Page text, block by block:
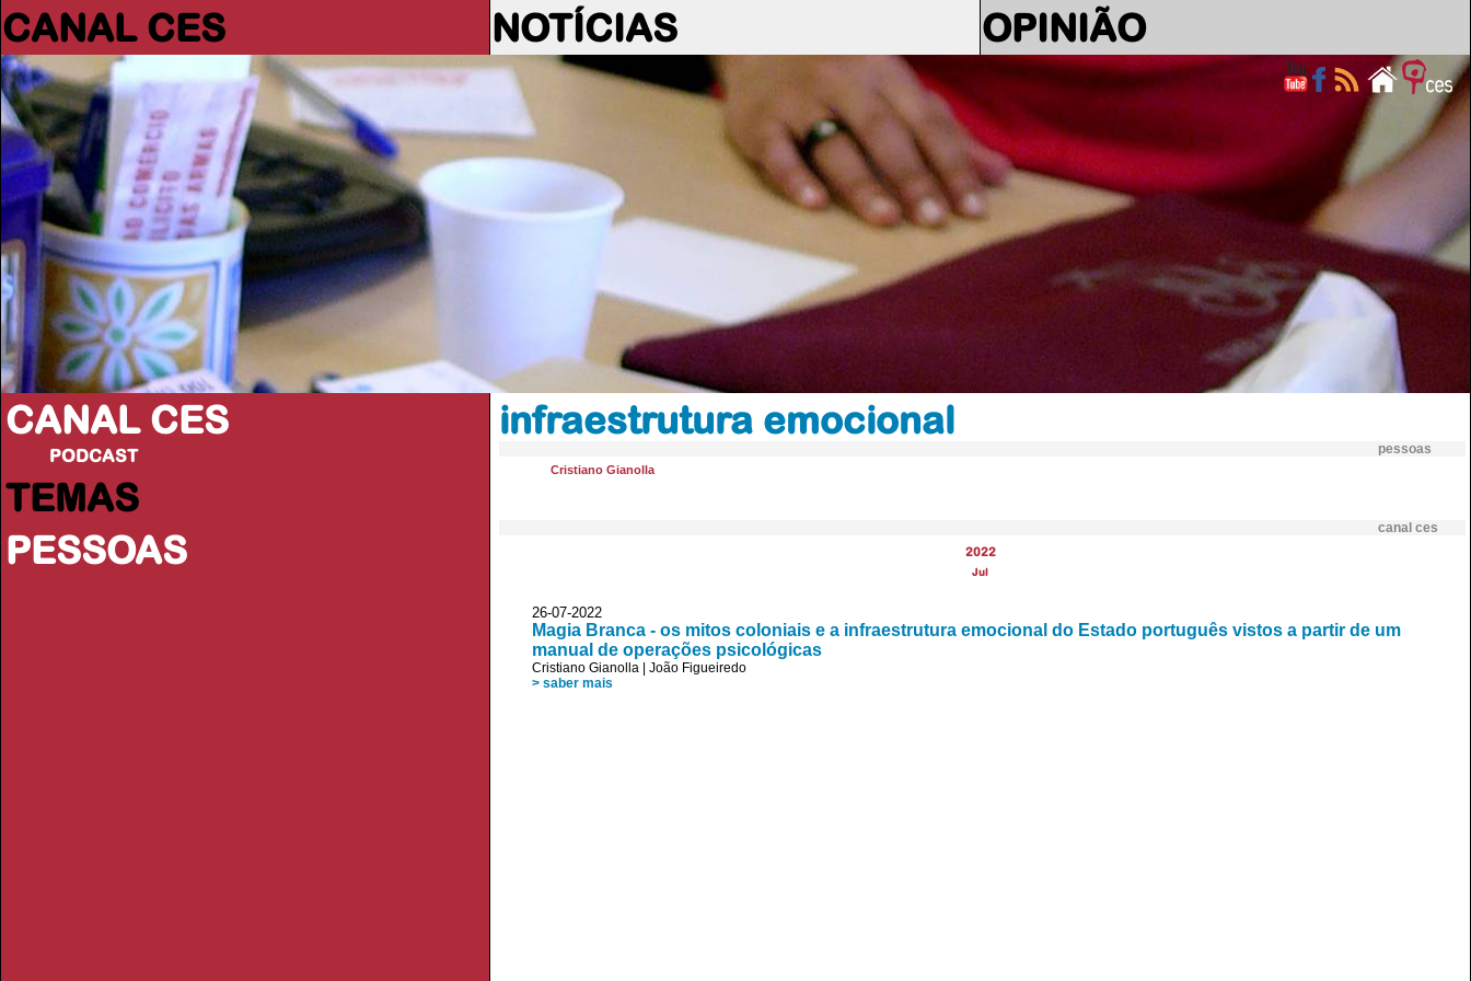
CANAL CES NOTÍCIAS OPINIÃO
CANAL CES
PODCAST
TEMAS
PESSOAS
infraestrutura emocional
pessoas
Cristiano Gianolla
canal ces
2022
Jul
26-07-2022
Magia Branca - os mitos coloniais e a infraestrutura emocional do Estado português vistos a partir de um
manual de operações psicológicas
Cristiano Gianolla
João Figueiredo
> saber mais